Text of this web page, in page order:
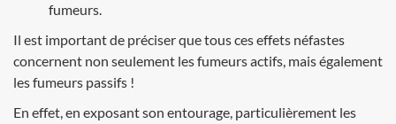
fumeurs.
Il est important de préciser que tous ces effets néfastes
concernent non seulement les fumeurs actifs, mais également
les fumeurs passifs !
En effet, en exposant son entourage, particulièrement les